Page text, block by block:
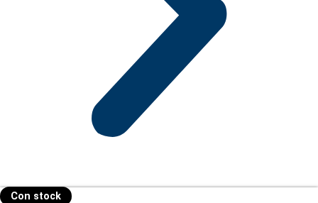
Con stock